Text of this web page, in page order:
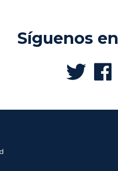
Síguenos